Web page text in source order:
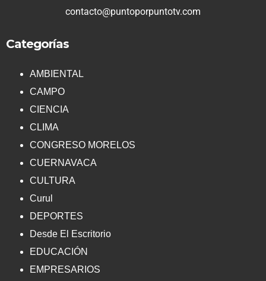
contacto@puntoporpuntotv.com
Categorías
AMBIENTAL
CAMPO
CIENCIA
CLIMA
CONGRESO MORELOS
CUERNAVACA
CULTURA
Curul
DEPORTES
Desde El Escritorio
EDUCACIÓN
EMPRESARIOS